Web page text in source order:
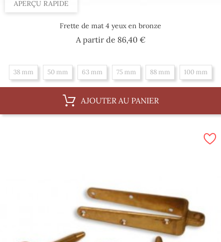
APERÇU RAPIDE
Frette de mat 4 yeux en bronze
A partir de 86,40 €Prix
38 mm 50 mm 63 mm 75 mm 88 mm 100 mm
AJOUTER AU PANIER